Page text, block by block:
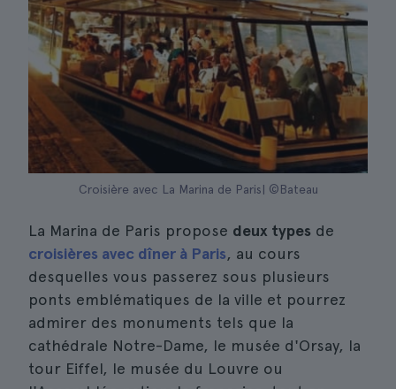
Croisière avec La Marina de Paris| ©Bateau
La Marina de Paris propose deux types de
croisières avec dîner à Paris, au cours
desquelles vous passerez sous plusieurs
ponts emblématiques de la ville et pourrez
admirer des monuments tels que la
cathédrale Notre-Dame, le musée d'Orsay, la
tour Eiffel, le musée du Louvre ou